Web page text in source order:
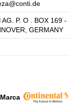
P. O . BOX 169 -
GERMANY
Marca